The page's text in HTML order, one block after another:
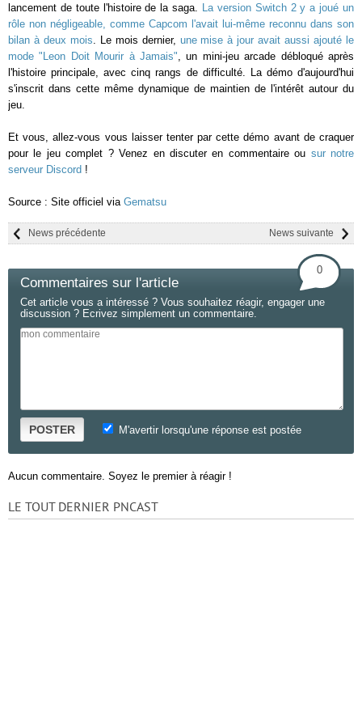
lancement de toute l'histoire de la saga.
La version Switch 2 y a joué un
rôle non négligeable, comme Capcom l'avait lui-même reconnu dans son
bilan à deux mois . Le mois dernier, une mise à jour avait aussi ajouté le
mode "Leon Doit Mourir à Jamais" , un mini-jeu arcade débloqué après
l'histoire principale, avec cinq rangs de difficulté. La démo d'aujourd'hui
s'inscrit dans cette même dynamique de maintien de l'intérêt autour du
jeu.
Et vous, allez-vous vous laisser tenter par cette démo avant de craquer
pour le jeu complet ? Venez en discuter en commentaire ou sur notre
serveur Discord !
Source : Site officiel via Gematsu
News suivante
News précédente
Commentaires sur l'article
0
Cet article vous a intéressé ? Vous souhaitez réagir, engager une
discussion ? Ecrivez simplement un commentaire.
POSTER M'avertir lorsqu'une réponse est postée
Aucun commentaire. Soyez le premier à réagir !
LE TOUT DERNIER PNCAST